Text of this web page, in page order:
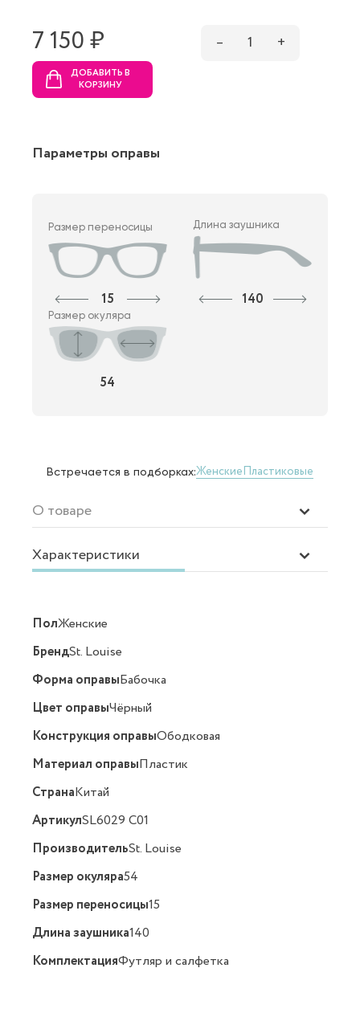
7 150 ₷ – 1 +
ДОБАВИТЬ В
КОРЗИНУ
Параметры оправы
Размер переносицы
15
Длина заушника
140
Размер окуляра
54
Встречается в подборках:ЖенскиеПластиковые
О товаре
Характеристики
ПолЖенские
БрендSt. Louise
Форма оправыБабочка
Цвет оправыЧёрный
Конструкция оправыОбодковая
Материал оправыПластик
СтранаКитай
АртикулSL6029 C01
ПроизводительSt. Louise
Размер окуляра54
Размер переносицы15
Длина заушника140
КомплектацияФутляр и салфетка